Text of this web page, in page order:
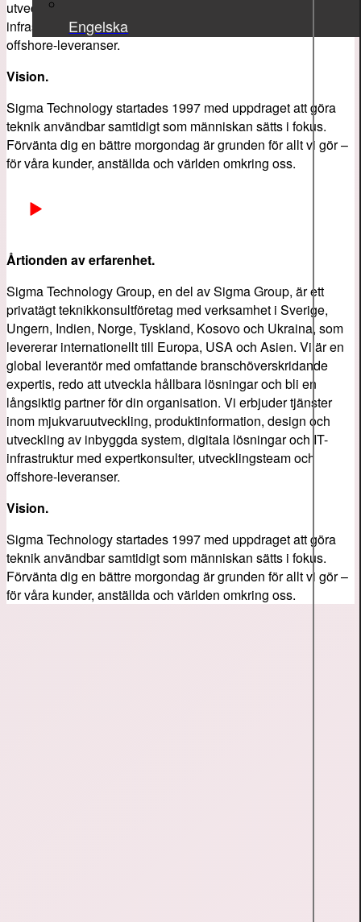
Engelska
utveckling av inbyggda system, digitala lösningar och IT-
infrastruktur med expertkonsulter, utvecklingsteam och
offshore-leveranser.
Vision.
Sigma Technology startades 1997 med uppdraget att göra
teknik användbar samtidigt som människan sätts i fokus.
Förvänta dig en bättre morgondag är grunden för allt vi gör –
för våra kunder, anställda och världen omkring oss.
Årtionden av erfarenhet.
Sigma Technology Group, en del av Sigma Group, är ett
privatägt teknikkonsultföretag med verksamhet i Sverige,
Ungern, Indien, Norge, Tyskland, Kosovo och Ukraina, som
levererar internationellt till Europa, USA och Asien. Vi är en
global leverantör med omfattande branschöverskridande
expertis, redo att utveckla hållbara lösningar och bli en
långsiktig partner för din organisation. Vi erbjuder tjänster
inom mjukvaruutveckling, produktinformation, design och
utveckling av inbyggda system, digitala lösningar och IT-
infrastruktur med expertkonsulter, utvecklingsteam och
offshore-leveranser.
Vision.
Sigma Technology startades 1997 med uppdraget att göra
teknik användbar samtidigt som människan sätts i fokus.
Förvänta dig en bättre morgondag är grunden för allt vi gör –
för våra kunder, anställda och världen omkring oss.